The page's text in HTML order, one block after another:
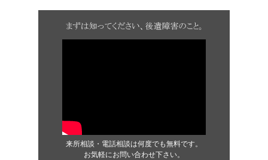
来所相談・電話相談は何度でも無料です。
お気軽にお問い合わせ下さい。